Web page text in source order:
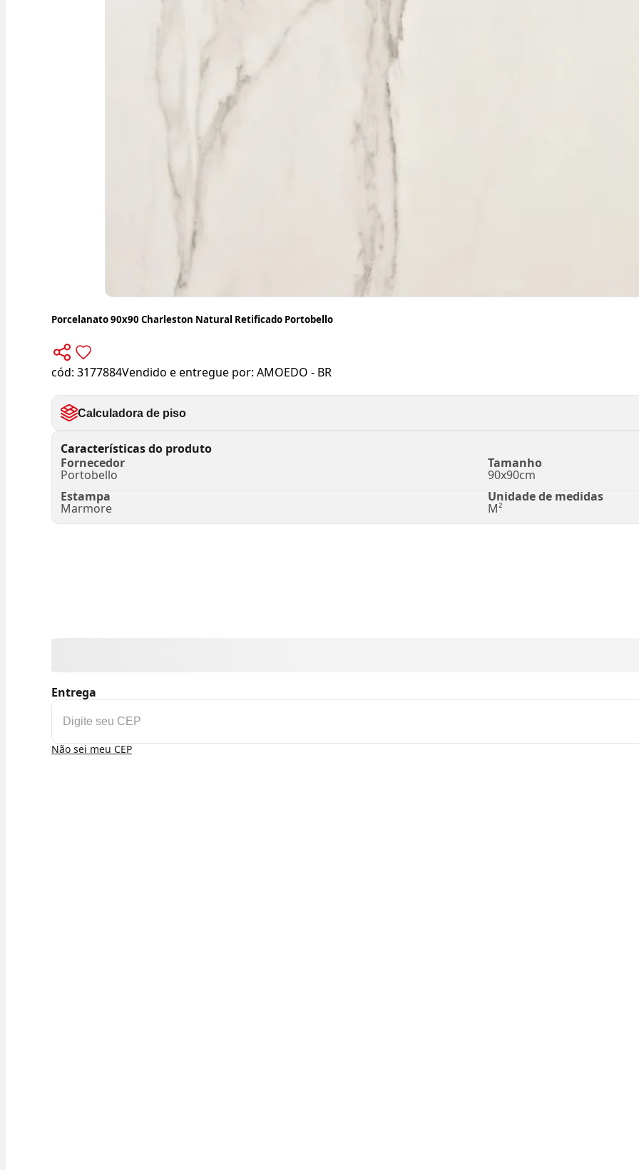
Porcelanato 90x90 Charleston Natural Retificado Portobello
cód: 3177884Vendido e entregue por: AMOEDO - BR
Calculadora de piso
Características do produto
Fornecedor
Portobello
Tamanho
90x90cm
Estampa
Marmore
Unidade de medidas
M²
Entrega
Não sei meu CEP